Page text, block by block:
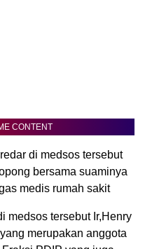
CONTENT
di medsos tersebut
bersama suaminya
medis rumah sakit
medsos tersebut Ir,Henry
merupakan anggota